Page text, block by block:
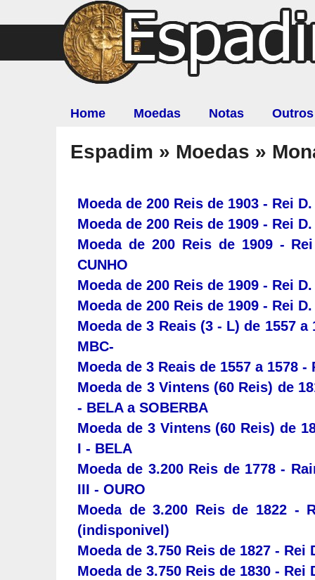
Home Moedas Notas Outros
Espadim » Moedas »
Moeda de 200 Reis de 1903 - Rei
Moeda de 200 Reis de 1909 - Rei
Moeda de 200 Reis de 1909 -
CUNHO
Moeda de 200 Reis de 1909 - Rei
Moeda de 200 Reis de 1909 - Rei
Moeda de 3 Reais (3 - L) de 1557
MBC-
Moeda de 3 Reais de 1557 a 1578
Moeda de 3 Vintens (60 Reis) de
- BELA a SOBERBA
Moeda de 3 Vintens (60 Reis) de
I - BELA
Moeda de 3.200 Reis de 1778 -
III - OURO
Moeda de 3.200 Reis de 1822 -
(indisponivel)
Moeda de 3.750 Reis de 1827 - Rei
Moeda de 3.750 Reis de 1830 - Rei